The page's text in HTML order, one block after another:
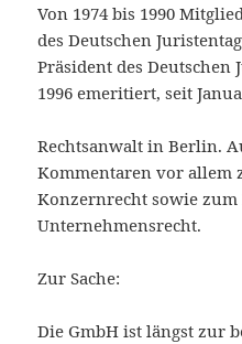
Von 1974 bis 1990
des Deutschen
Präsident des Deutschen
1996 emeritiert, seit
Rechtsanwalt in Berlin.
Kommentaren vor allem
Konzernrecht sowie zum
Unternehmensrecht.
Zur Sache:
Die GmbH ist längst zur